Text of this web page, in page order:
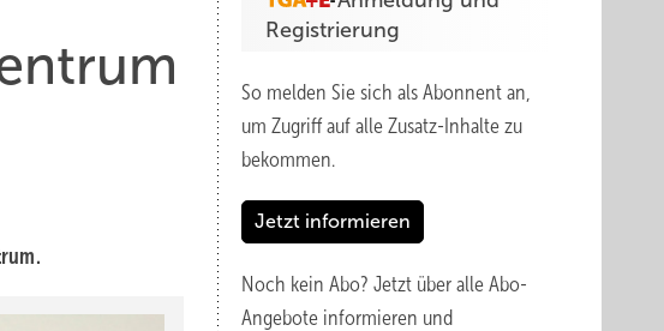
Registrierung
So melden Sie sich als Abonnent an,
um Zugriff auf alle Zusatz-Inhalte zu
bekommen.
Jetzt informieren
Noch kein Abo? Jetzt über alle Abo-
Angebote informieren und